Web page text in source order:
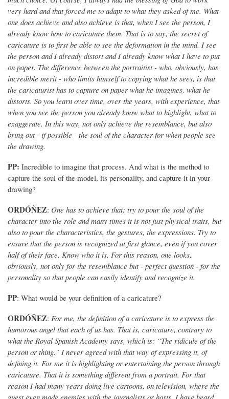
very hard and that forced me to adapt to what they asked of me. What
one does achieve and also achieve is that, when I see the person, I
already know how to caricature them. That is to say, the secret of
caricature is to first be able to see the deformation in the mind. I see
the person and I already distort and I already know what I have to put
on paper. The difference between the portraitist - who, obviously, has
incredible merit - who limits himself to copying what he sees, is that
the caricaturist has to capture on paper what he imagines, what he
distorts. So you learn over time, over the years, with experience, that
when you see the person you already know what to highlight, what to
exaggerate. In this way, not only achieve the resemblance, but also
bring out - if possible - the soul of the character for when people see
the drawing.
PP: Incredible to imagine that process. And what is the method to
capture the soul of the model, its personality, and capture it in your
drawing?
ORDÓÑEZ: One has to achieve that: try to pour the soul of the
character into the role and many times it is not just physical traits, but
also to pour the characteristics, the gestures, the expressions. Try to
ensure that the person is recognized at first glance, even if you cover
half of their face. Know who it is. For this reason, one looks,
obviously, not only for the resemblance but - perfect question - for the
personality so that people can easily identify and recognize it.
PP: What would be your definition of a caricature?
ORDÓÑEZ: For me, the definition of a caricature is to express the
humorous angel that each of us has. That is, caricature, contrary to
what the Royal Spanish Academy says, which is: “The ridicule of the
person or thing.” I never agreed with that way of expressing it, of
defining it. For me it is highlighting or entertaining the person through
caricature. That it is something different from a portrait. For that
reason I had many years doing live cartoons, on television, where the
guest even made enemies with the journalists or hosts. I have heard